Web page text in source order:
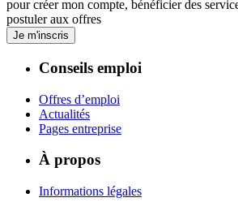
pour créer mon compte, bénéficier des
postuler aux offres
Je m'inscris
Conseils emploi
Offres d’emploi
Actualités
Pages entreprise
À propos
Informations légales